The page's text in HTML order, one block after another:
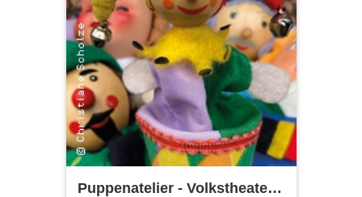
Puppenatelier - Volkstheater